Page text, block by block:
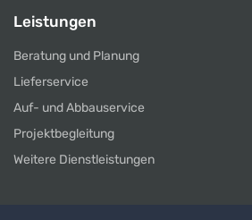
Leistungen
Beratung und Planung
Lieferservice
Auf- und Abbauservice
Projektbegleitung
Weitere Dienstleistungen